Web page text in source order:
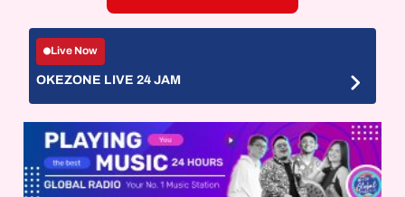
Live Now
OKEZONE LIVE 24 JAM